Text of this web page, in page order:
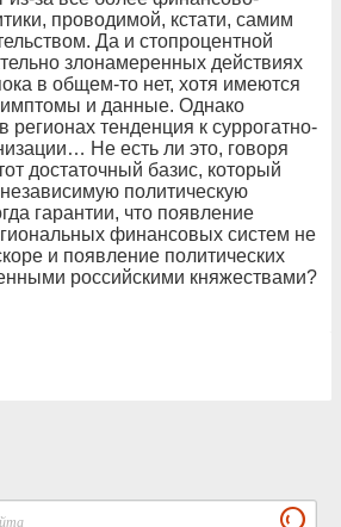
проводимой, кстати, самим
Да и стопроцентной
злонамеренных действиях
в общем-то нет, хотя имеются
и данные. Однако
тенденция к суррогатно-
Не есть ли это, говоря
достаточный базис, который
политическую
гарантии, что появление
финансовых систем не
и появление политических
российскими княжествами?